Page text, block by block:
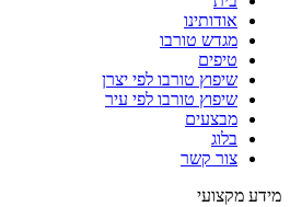
אודותינו
מגדש טורבו
טיפים
שיפוץ טורבו לפי יצרן
שיפוץ טורבו לפי עיר
מבצעים
בלוג
צור קשר
מידע מקצועי